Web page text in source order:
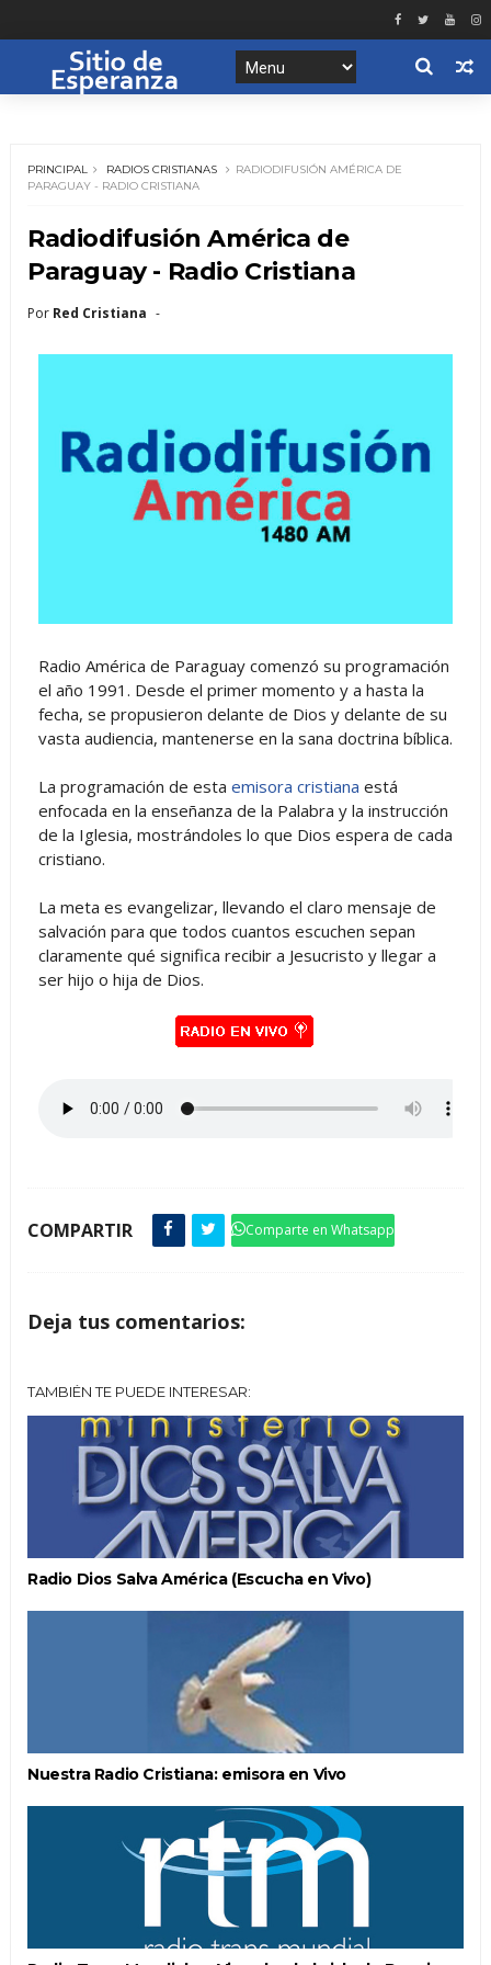
PRINCIPAL RADIOS CRISTIANAS
RADIODIFUSIÓN AMÉRICA DE
PARAGUAY - RADIO CRISTIANA
Radiodifusión América de
Paraguay - Radio Cristiana
Por Red Cristiana
Radio América de Paraguay comenzó su programación
el año 1991. Desde el primer momento y a hasta la
fecha, se propusieron delante de Dios y delante de su
vasta audiencia, mantenerse en la sana doctrina bíblica.
La programación de esta emisora cristiana está
enfocada en la enseñanza de la Palabra y la instrucción
de la Iglesia, mostrándoles lo que Dios espera de cada
cristiano.
La meta es evangelizar, llevando el claro mensaje de
salvación para que todos cuantos escuchen sepan
claramente qué significa recibir a Jesucristo y llegar a
ser hijo o hija de Dios.
COMPARTIR Comparte en Whatsapp
Deja tus comentarios:
TAMBIÉN TE PUEDE INTERESAR:
Radio Dios Salva América (Escucha en Vivo)
Nuestra Radio Cristiana: emisora en Vivo